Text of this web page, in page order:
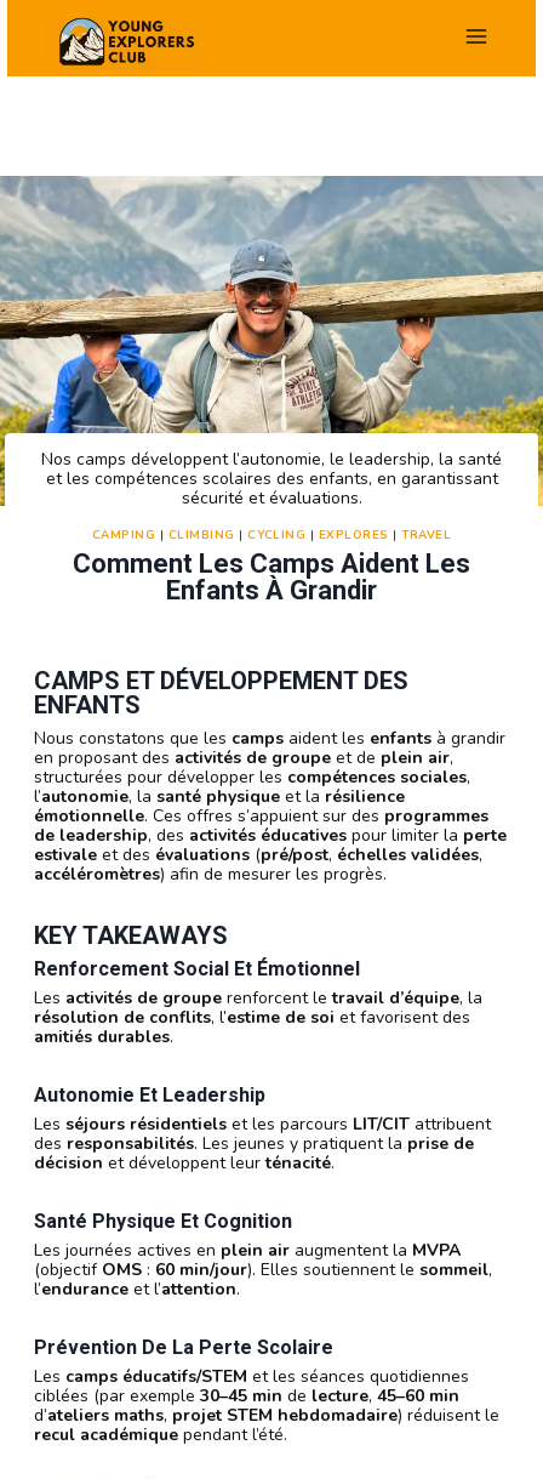
Comment Les Camps Aident Les
Enfants À Grandir
CAMPING | CLIMBING |CYCLING | EXPLORES |TRAVEL
Nos camps développent l’autonomie, le leadership, la santé
et les compétences scolaires des enfants, en garantissant
sécurité et évaluations.
CAMPS ET DÉVELOPPEMENT DES
ENFANTS
Nous constatons que les camps aident les enfants à grandir
en proposant des activités de groupe et de plein air,
structurées pour développer les compétences sociales,
l’autonomie, la santé physique et la résilience
émotionnelle. Ces offres s’appuient sur des programmes
de leadership, des activités éducatives pour limiter la perte
estivale et des évaluations (pré/post, échelles validées,
accéléromètres) afin de mesurer les progrès.
KEY TAKEAWAYS
Renforcement Social Et Émotionnel
Les activités de groupe renforcent letravail d’équipe, la
résolution de conflits, l’estime de soi et favorisent des
amitiés durables.
Autonomie Et Leadership
Les séjours résidentiels et les parcours LIT/CIT attribuent
des responsabilités. Les jeunes y pratiquent la prise de
décision et développent leurténacité.
Santé Physique Et Cognition
Les journées actives en plein air augmentent la MVPA
(objectif OMS : 60 min/jour). Elles soutiennent le sommeil,
l’endurance et l’attention.
Prévention De La Perte Scolaire
Les camps éducatifs/STEM et les séances quotidiennes
ciblées (par exemple 30–45 min de lecture, 45–60 min
d’ateliers maths, projet STEM hebdomadaire) réduisent le
recul académique pendant l’été.